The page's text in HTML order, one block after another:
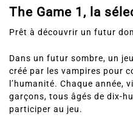
The Game 1, la
Prêt à découvrir un futur
Dans un futur sombre, un
créé par les vampires pour
l’humanité. Chaque
garçons, tous âgés de dix-
participer au jeu.